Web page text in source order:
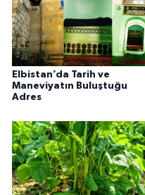
Elbistan’da Tarih ve
Maneviyatın Buluştuğu
Adres